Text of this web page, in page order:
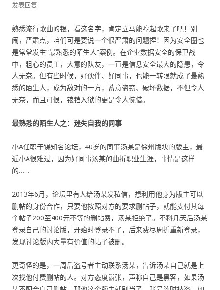
发表回复
熟悉流行歌曲的银，看这名字，肯定立马能哼起歌来了吧！别
闹，严肃点，咱们可是要说一个很严肃的问题捏！因为安全圈也
是常常发生“最熟悉的陌生人”案例。在企业数据安全的保卫战
中，粗心的员工，大意的队友，一直是信息安全最大的隐患，令
人无奈。但有些时候，好伙伴、好同事，也能一转眼就成了最熟
悉的陌生人，成为敌对的一方，蓄意盗窃、破坏数据，不但令人
无奈，而且可恨，锒铛入狱的更是令人惋惜。
最熟悉的陌生人之：迷失自我的同事
小A任职于谋知名论坛，40岁的同事汤某是徐州版块的版主，最
近小A很难过，因为好同事汤某的曲折职业生涯，事情是这样
的……
2013年6月，论坛里有人给汤某发私信，想利用他身为版主可以
删帖的身份合作，只要他按照对方的要求删帖子，就能支付其每
个帖子200至400元不等的删帖费，汤某拒绝了。不料几天后汤某
登录自己的讨论版，开始时登录不了，后来费尽周折重新登录，
发现讨论版内大量有价值的帖子被删。
更奇怪的是，一周后盗号者主动联系汤某，告诉汤某自己就是上
次找他付费删帖的人。对方态度嚣张，声称自己是黑客，如果汤